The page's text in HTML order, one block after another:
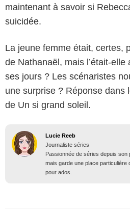
maintenant à savoir si
suicidée.
La jeune femme était, certes,
de Nathanaël, mais l’était-
ses jours ? Les scénaristes
une surprise ? Réponse dans
de Un si grand soleil.
Lucie Reeb
Journaliste séries
Passionnée de séries depuis son
mais garde une place
pour ados.